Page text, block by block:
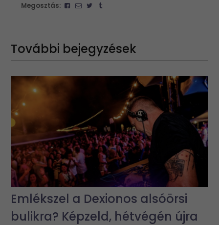
Megosztás:
További bejegyzések
Emlékszel a Dexionos alsóörsi
bulikra? Képzeld, hétvégén újra